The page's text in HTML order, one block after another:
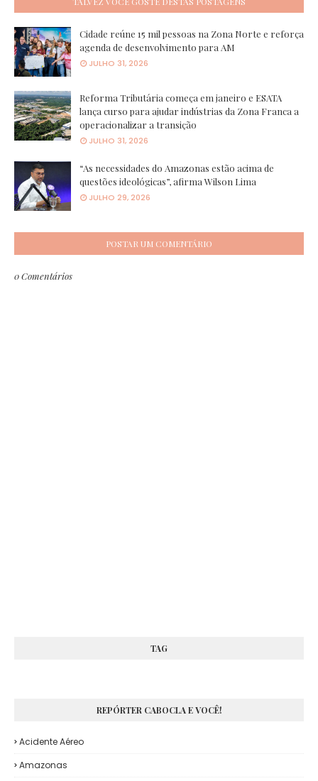
Cidade reúne 15 mil pessoas na Zona Norte e reforça
agenda de desenvolvimento para AM
JULHO 31, 2026
Reforma Tributária começa em janeiro e ESATA
lança curso para ajudar indústrias da Zona Franca a
operacionalizar a transição
JULHO 31, 2026
“As necessidades do Amazonas estão acima de
questões ideológicas”, afirma Wilson Lima
JULHO 29, 2026
POSTAR UM COMENTÁRIO
0 Comentários
TAG
REPÓRTER CABOCLA E VOCÊ!
Acidente Aéreo
Amazonas